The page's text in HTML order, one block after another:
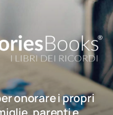
onorare i propri